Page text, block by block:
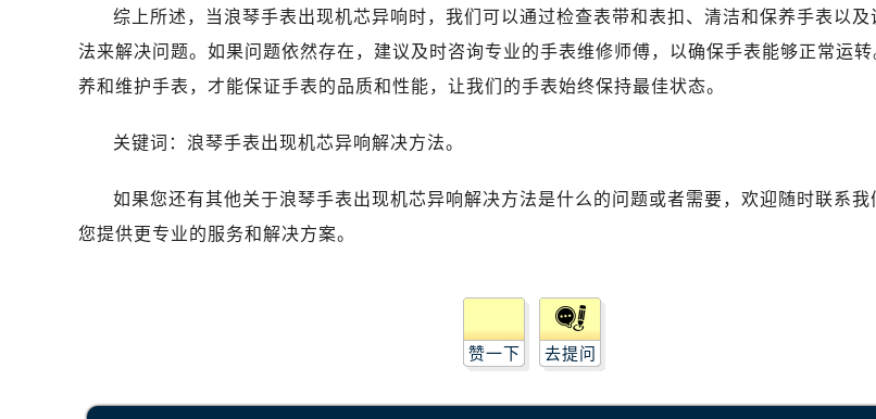
无锡市梁溪区人民中路139号恒隆广场写字楼1座11层1104室（需提前预约）
南通市崇川区工农路57号圆融广场写字楼16层1603室（需提前预约）
苏州市苏州工业园区星港街199号苏州中心办公楼C座22层08室（需提前预约）
南宁市青秀区金湖路59号地王大厦12楼1224室（需提前预约）
泉州市丰泽区宝洲路729号浦西万达中心写字楼A座7楼709室（需提前预约）
青岛市南区山东路6号华润大厦B座22层04室（需提前预约）
贵阳市南明区都司高架桥路33号亨特国际金融中心14楼14D（需提前预约）
昆明市盘龙区北京路928号同德昆明广场写字楼10层06室（需提前预约）
综上所述，当浪琴手表出现机芯异响时，我们可以通过检查表带和表扣、清洁和保养手表以及
法来解决问题。如果问题依然存在，建议及时咨询专业的手表维修师傅，以确保手表能够正常运
养和维护手表，才能保证手表的品质和性能，让我们的手表始终保持最佳状态。
关键词：浪琴手表出现机芯异响解决方法。
如果您还有其他关于浪琴手表出现机芯异响解决方法是什么的问题或者需要，欢迎随时联系我
您提供更专业的服务和解决方案。
赞一下 去提问